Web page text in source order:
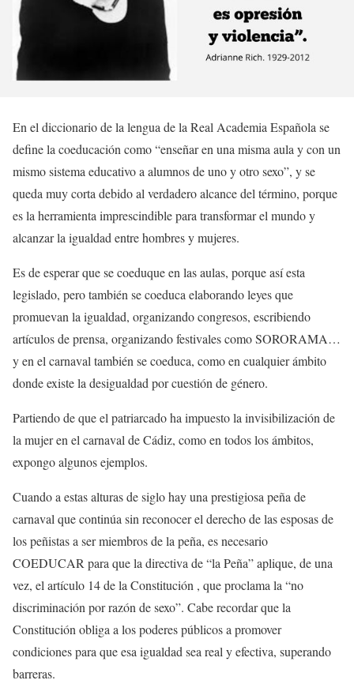
En el diccionario de la lengua de la Real Academia Española se
define la coeducación como “enseñar en una misma aula y con un
mismo sistema educativo a alumnos de uno y otro sexo”, y se
queda muy corta debido al verdadero alcance del término, porque
es la herramienta imprescindible para transformar el mundo y
alcanzar la igualdad entre hombres y mujeres.
Es de esperar que se coeduque en las aulas, porque así esta
legislado, pero también se coeduca elaborando leyes que
promuevan la igualdad, organizando congresos, escribiendo
artículos de prensa, organizando festivales como SORORAMA…
y en el carnaval también se coeduca, como en cualquier ámbito
donde existe la desigualdad por cuestión de género.
Partiendo de que el patriarcado ha impuesto la invisibilización de
la mujer en el carnaval de Cádiz, como en todos los ámbitos,
expongo algunos ejemplos.
Cuando a estas alturas de siglo hay una prestigiosa peña de
carnaval que continúa sin reconocer el derecho de las esposas de
los peñistas a ser miembros de la peña, es necesario
COEDUCAR para que la directiva de “la Peña” aplique, de una
vez, el artículo 14 de la Constitución , que proclama la “no
discriminación por razón de sexo”. Cabe recordar que la
Constitución obliga a los poderes públicos a promover
condiciones para que esa igualdad sea real y efectiva, superando
barreras.